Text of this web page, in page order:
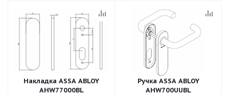
Накладка ASSA ABLOY
AHW77000BL
Ручка ASSA ABLOY
AHW700UUBL